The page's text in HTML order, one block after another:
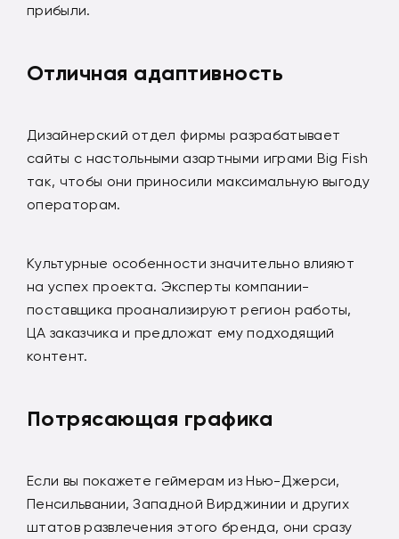
прибыли.
Отличная адаптивность
Дизайнерский отдел фирмы разрабатывает
сайты с настольными азартными играми Big Fish
так, чтобы они приносили максимальную выгоду
операторам.
Культурные особенности значительно влияют
на успех проекта. Эксперты компании-
поставщика проанализируют регион работы,
ЦА заказчика и предложат ему подходящий
контент.
Потрясающая графика
Если вы покажете геймерам из Нью-Джерси,
Пенсильвании, Западной Вирджинии и других
штатов развлечения этого бренда, они сразу